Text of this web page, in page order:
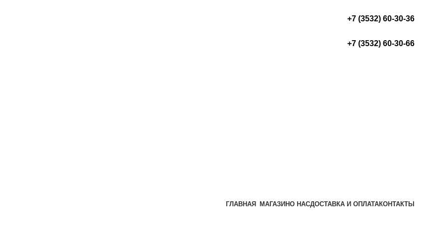
+7 (3532) 60-30-36
+7 (3532) 60-30-66
ГЛАВНАЯ МАГАЗИНО НАСДОСТАВКА И ОПЛАТАКОНТАКТЫ